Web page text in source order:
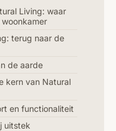
Living: waar
terug naar de
de aarde
kern van Natural
en functionaliteit
uitstek